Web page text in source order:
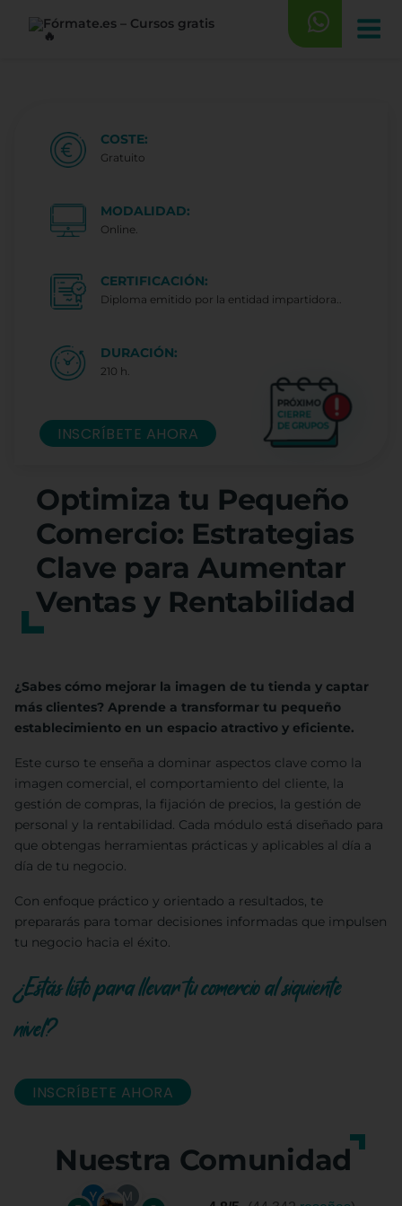
Optimiza tu Pequeño
Comercio: Estrategias
Clave para Aumentar
Ventas y Rentabilidad
¿Sabes cómo mejorar la imagen de tu tienda y captar
más clientes? Aprende a transformar tu pequeño
establecimiento en un espacio atractivo y eficiente.
Este curso te enseña a dominar aspectos clave como la
imagen comercial, el comportamiento del cliente, la
gestión de compras, la fijación de precios, la gestión de
personal y la rentabilidad. Cada módulo está diseñado para
que obtengas herramientas prácticas y aplicables al día a
día de tu negocio.
Con enfoque práctico y orientado a resultados, te
prepararás para tomar decisiones informadas que impulsen
tu negocio hacia el éxito.
¿Estás listo para llevar tu comercio al siguiente
nivel?
INSCRÍBETE AHORA
Nuestra Comunidad
COSTE:
Gratuito
MODALIDAD:
Online.
CERTIFICACIÓN:
Diploma emitido por la entidad impartidora..
DURACIÓN:
210 h.
INSCRÍBETE AHORA